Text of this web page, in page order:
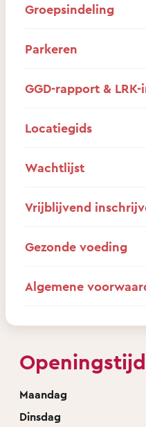
Groepsindeling
Parkeren
GGD-rapport &
Locatiegids
Wachtlijst
Vrijblijvend
Gezonde voeding
Algemene
Maandag
Dinsdag